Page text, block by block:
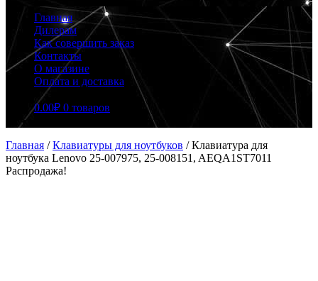
Главная
Дилерам
Как совершить заказ
Контакты
О магазине
Оплата и доставка
0.00₽ 0 товаров
Главная /Клавиатуры для ноутбуков /Клавиатура для
ноутбука Lenovo 25-007975, 25-008151, AEQA1ST7011
Распродажа!